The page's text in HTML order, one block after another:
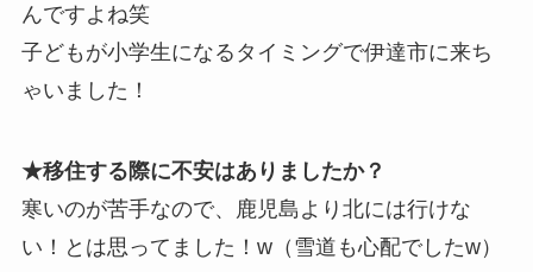
んですよね笑
子どもが小学生になるタイミングで伊達市に来ち
ゃいました！
★移住する際に不安はありましたか？
寒いのが苦手なので、鹿児島より北には行けな
い！とは思ってました！w（雪道も心配でしたw）